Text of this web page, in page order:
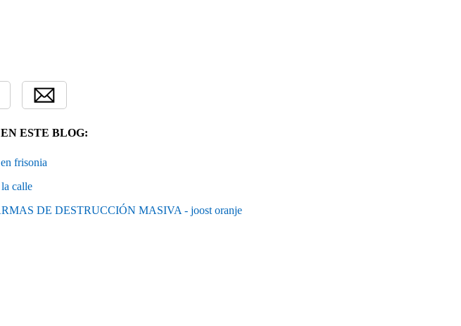
ESTE BLOG:
frisonia
calle
DE DESTRUCCIÓN MASIVA - joost oranje